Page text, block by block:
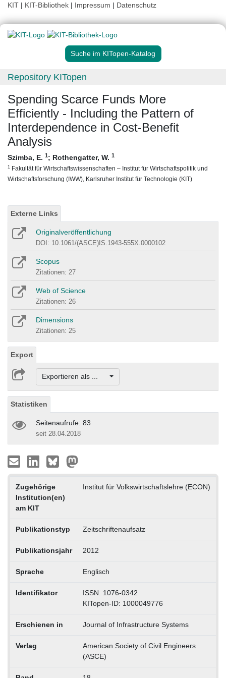
KIT | KIT-Bibliothek | Impressum | Datenschutz
Suche im KITopen-Katalog
Repository KITopen
Spending Scarce Funds More
Efficiently - Including the Pattern of
Interdependence in Cost-Benefit
Analysis
Szimba, E. 1; Rothengatter, W. 1
1 Fakultät für Wirtschaftswissenschaften – Institut für Wirtschaftspolitik und
Wirtschaftsforschung (IWW), Karlsruher Institut für Technologie (KIT)
Externe Links
Originalveröffentlichung
DOI: 10.1061/(ASCE)IS.1943-555X.0000102
Scopus
Zitationen: 27
Web of Science
Zitationen: 26
Dimensions
Zitationen: 25
Export
Exportieren als ...
Statistiken
Seitenaufrufe: 83
seit 28.04.2018
Zugehörige
Institution(en)
am KIT
Institut für Volkswirtschaftslehre (ECON)
Publikationstyp Zeitschriftenaufsatz
Publikationsjahr 2012
Sprache Englisch
Identifikator
ISSN: 1076-0342
KITopen-ID: 1000049776
Erschienen in Journal of Infrastructure Systems
Verlag
American Society of Civil Engineers
(ASCE)